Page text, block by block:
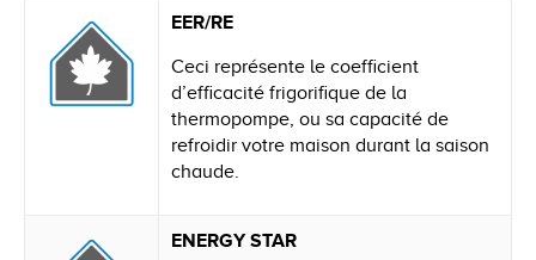
EER/RE
Ceci représente le coefficient
d’efficacité frigorifique de la
thermopompe, ou sa capacité de
refroidir votre maison durant la saison
chaude.
ENERGY STAR